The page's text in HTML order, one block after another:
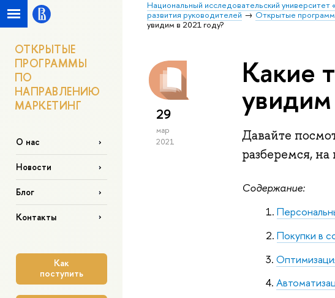
Национальный исследовательский университет
развития руководителей
Открытые
увидим в 2021 году?
ОТКРЫТЫЕ
ПРОГРАММЫ
ПО
НАПРАВЛЕНИЮ
МАРКЕТИНГ
О нас
Новости
Блог
Контакты
Как
поступить
29
мар
2021
Какие
Давайте
разберемся,
Содержание:
Покупки в